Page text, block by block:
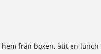
hem från boxen, ätit en